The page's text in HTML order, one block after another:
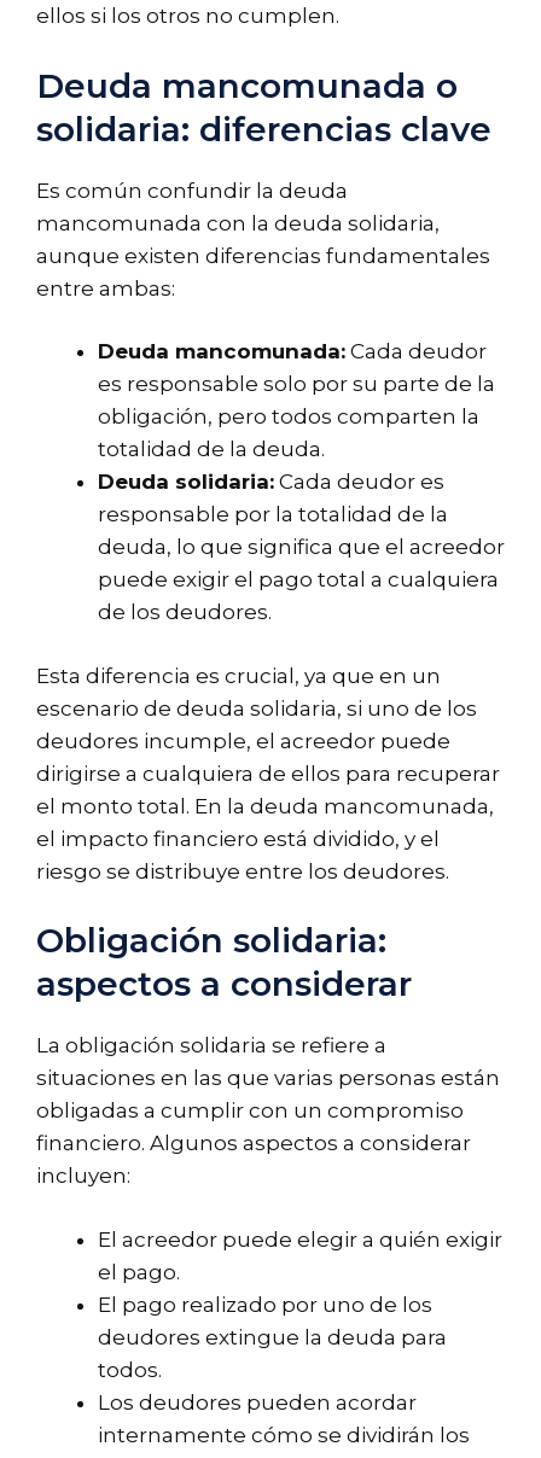
ellos si los otros no cumplen.
Deuda mancomunada o
solidaria: diferencias clave
Es común confundir la deuda
mancomunada con la deuda solidaria,
aunque existen diferencias fundamentales
entre ambas:
Deuda mancomunada: Cada deudor
es responsable solo por su parte de la
obligación, pero todos comparten la
totalidad de la deuda.
Deuda solidaria: Cada deudor es
responsable por la totalidad de la
deuda, lo que significa que el acreedor
puede exigir el pago total a cualquiera
de los deudores.
Esta diferencia es crucial, ya que en un
escenario de deuda solidaria, si uno de los
deudores incumple, el acreedor puede
dirigirse a cualquiera de ellos para recuperar
el monto total. En la deuda mancomunada,
el impacto financiero está dividido, y el
riesgo se distribuye entre los deudores.
Obligación solidaria:
aspectos a considerar
La obligación solidaria se refiere a
situaciones en las que varias personas están
obligadas a cumplir con un compromiso
financiero. Algunos aspectos a considerar
incluyen:
El acreedor puede elegir a quién exigir
el pago.
El pago realizado por uno de los
deudores extingue la deuda para
todos.
Los deudores pueden acordar
internamente cómo se dividirán los